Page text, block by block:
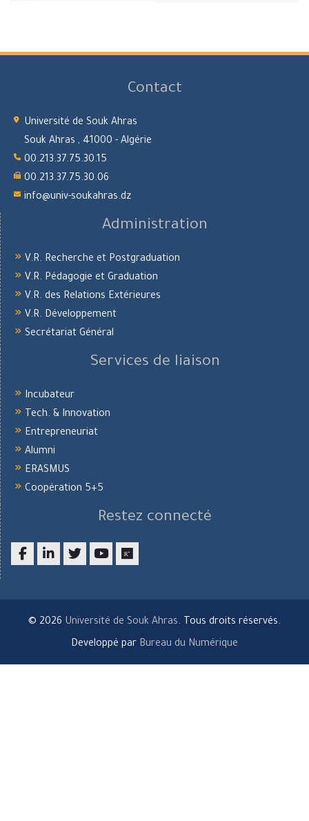
Contact
Université de Souk Ahras
Souk Ahras , 41000 - Algérie
00.213.37.75.30.15
00.213.37.75.30.06
info@univ-soukahras.dz
Administration
V.R. Recherche et Postgraduation
V.R. Pédagogie et Graduation
V.R. des Relations Extérieures
V.R. Développement
Secrétariat Général
Services de liaison
Incubateur
Tech. & Innovation
Entrepreneuriat
Alumni
ERASMUS
Coopération 5+5
Restez connecté
© 2026 Université de Souk Ahras. Tous droits réservés.
Developpé par Bureau du Numérique